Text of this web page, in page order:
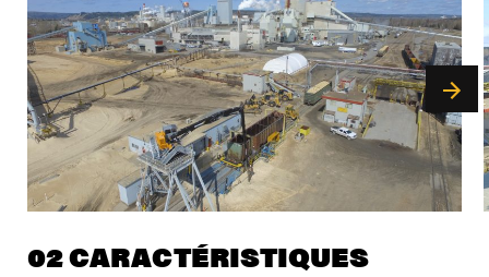
02 CARACTÉRISTIQUES